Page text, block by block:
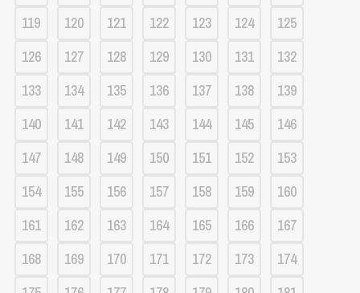
119
120 121 122 123 124
125
126
127 128 129 130 131
132
133
134 135 136 137 138
139
140
141 142 143 144 145
146
147
148 149 150 151 152
153
154
155 156 157 158 159
160
161
162 163 164 165 166
167
168
169 170 171 172 173
174